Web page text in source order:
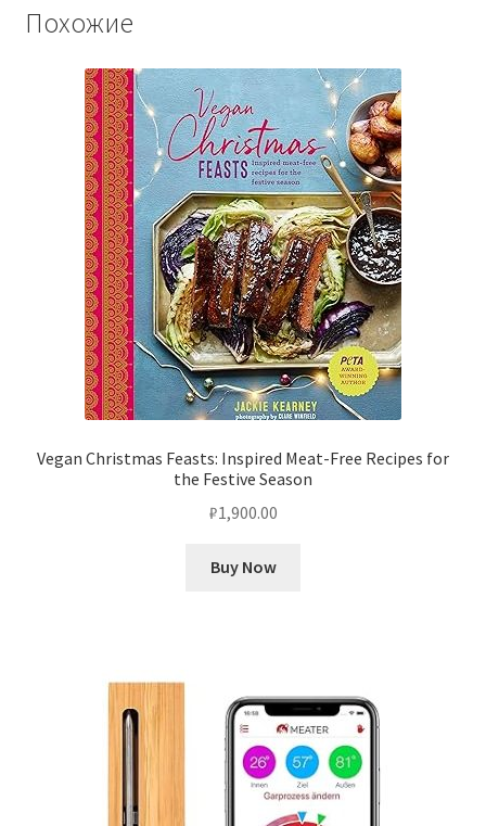
Похожие
Vegan Christmas Feasts: Inspired Meat-Free Recipes for
the Festive Season
₽1,900.00
Buy Now